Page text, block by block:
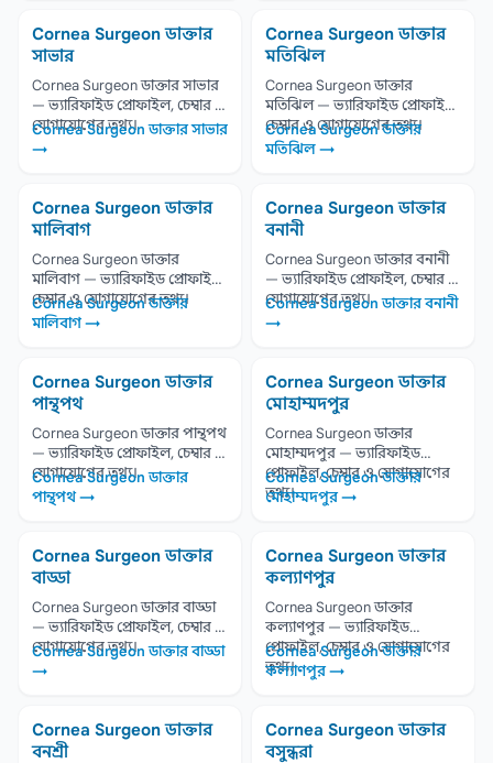
Cornea Surgeon ডাক্তার
সাভার
Cornea Surgeon ডাক্তার সাভার
— ভ্যারিফাইড প্রোফাইল, চেম্বার ও
যোগাযোগের তথ্য।
Cornea Surgeon ডাক্তার সাভার
→
Cornea Surgeon ডাক্তার
মতিঝিল
Cornea Surgeon ডাক্তার
মতিঝিল — ভ্যারিফাইড প্রোফাইল,
চেম্বার ও যোগাযোগের তথ্য।
Cornea Surgeon ডাক্তার
মতিঝিল →
Cornea Surgeon ডাক্তার
মালিবাগ
Cornea Surgeon ডাক্তার
মালিবাগ — ভ্যারিফাইড প্রোফাইল,
চেম্বার ও যোগাযোগের তথ্য।
Cornea Surgeon ডাক্তার
মালিবাগ →
Cornea Surgeon ডাক্তার
বনানী
Cornea Surgeon ডাক্তার বনানী
— ভ্যারিফাইড প্রোফাইল, চেম্বার ও
যোগাযোগের তথ্য।
Cornea Surgeon ডাক্তার বনানী
→
Cornea Surgeon ডাক্তার
পান্থপথ
Cornea Surgeon ডাক্তার পান্থপথ
— ভ্যারিফাইড প্রোফাইল, চেম্বার ও
যোগাযোগের তথ্য।
Cornea Surgeon ডাক্তার
পান্থপথ →
Cornea Surgeon ডাক্তার
মোহাম্মদপুর
Cornea Surgeon ডাক্তার
মোহাম্মদপুর — ভ্যারিফাইড
প্রোফাইল, চেম্বার ও যোগাযোগের
তথ্য।
Cornea Surgeon ডাক্তার
মোহাম্মদপুর →
Cornea Surgeon ডাক্তার
বাড্ডা
Cornea Surgeon ডাক্তার বাড্ডা
— ভ্যারিফাইড প্রোফাইল, চেম্বার ও
যোগাযোগের তথ্য।
Cornea Surgeon ডাক্তার বাড্ডা
→
Cornea Surgeon ডাক্তার
কল্যাণপুর
Cornea Surgeon ডাক্তার
কল্যাণপুর — ভ্যারিফাইড
প্রোফাইল, চেম্বার ও যোগাযোগের
তথ্য।
Cornea Surgeon ডাক্তার
কল্যাণপুর →
Cornea Surgeon ডাক্তার
বনশ্রী
Cornea Surgeon ডাক্তার
বসুন্ধরা